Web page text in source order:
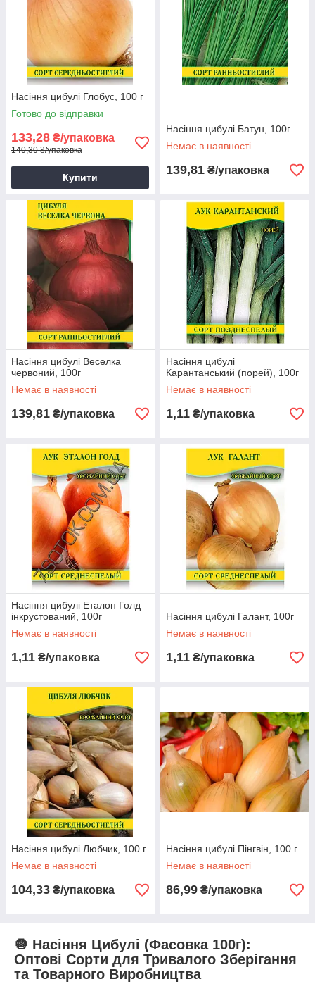
Насіння цибулі Глобус, 100 г
Готово до відправки
133,28 ₴/упаковка
140,30 ₴/упаковка
Купити
Насіння цибулі Батун, 100г
Немає в наявності
139,81 ₴/упаковка
Насіння цибулі Веселка
червоний, 100г
Немає в наявності
139,81 ₴/упаковка
Насіння цибулі
Карантанський (порей), 100г
Немає в наявності
1,11 ₴/упаковка
Насіння цибулі Еталон Голд
інкрустований, 100г
Немає в наявності
1,11 ₴/упаковка
Насіння цибулі Галант, 100г
Немає в наявності
1,11 ₴/упаковка
Насіння цибулі Любчик, 100 г
Немає в наявності
104,33 ₴/упаковка
Насіння цибулі Пінгвін, 100 г
Немає в наявності
86,99 ₴/упаковка
🧅 Насіння Цибулі (Фасовка 100г):
Оптові Сорти для Тривалого Зберігання
та Товарного Виробництва